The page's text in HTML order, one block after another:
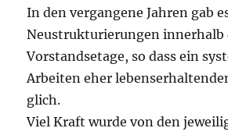
In den vergangene Jahren gab
Neustrukturierungen innerhalb
Vorstandsetage, so dass ein
Arbeiten eher
glich.
Viel Kraft wurde von den